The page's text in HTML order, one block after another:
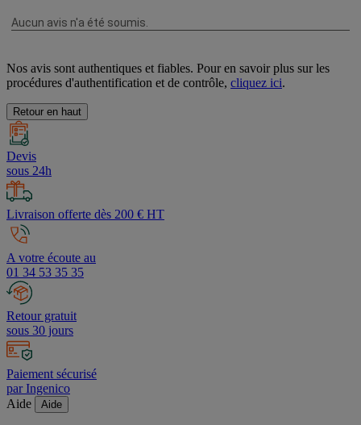
Nos avis sont authentiques et fiables. Pour en savoir plus sur les
procédures d'authentification et de contrôle, cliquez ici.
Retour en haut
Devis
sous 24h
Livraison offerte dès 200 € HT
A votre écoute au
01 34 53 35 35
Retour gratuit
sous 30 jours
Paiement sécurisé
par Ingenico
Aide
Aide